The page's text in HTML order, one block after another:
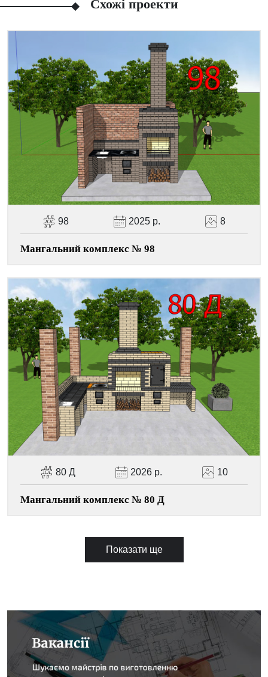
Facebook
ViberTelegramWhatsApp
Pinterest
Схожі проекти
98 2025 р. 8
Мангальний комплекс № 98
80 Д 2026 р. 10
Мангальний комплекс № 80 Д
Показати ще